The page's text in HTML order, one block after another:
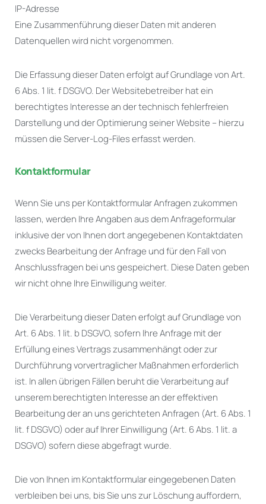
IP-Adresse
Eine Zusammenführung dieser Daten mit anderen
Datenquellen wird nicht vorgenommen.
Die Erfassung dieser Daten erfolgt auf Grundlage von Art.
6 Abs. 1 lit. f DSGVO. Der Websitebetreiber hat ein
berechtigtes Interesse an der technisch fehlerfreien
Darstellung und der Optimierung seiner Website – hierzu
müssen die Server-Log-Files erfasst werden.
Kontaktformular
Wenn Sie uns per Kontaktformular Anfragen zukommen
lassen, werden Ihre Angaben aus dem Anfrageformular
inklusive der von Ihnen dort angegebenen Kontaktdaten
zwecks Bearbeitung der Anfrage und für den Fall von
Anschlussfragen bei uns gespeichert. Diese Daten geben
wir nicht ohne Ihre Einwilligung weiter.
Die Verarbeitung dieser Daten erfolgt auf Grundlage von
Art. 6 Abs. 1 lit. b DSGVO, sofern Ihre Anfrage mit der
Erfüllung eines Vertrags zusammenhängt oder zur
Durchführung vorvertraglicher Maßnahmen erforderlich
ist. In allen übrigen Fällen beruht die Verarbeitung auf
unserem berechtigten Interesse an der effektiven
Bearbeitung der an uns gerichteten Anfragen (Art. 6 Abs. 1
lit. f DSGVO) oder auf Ihrer Einwilligung (Art. 6 Abs. 1 lit. a
DSGVO) sofern diese abgefragt wurde.
Die von Ihnen im Kontaktformular eingegebenen Daten
verbleiben bei uns, bis Sie uns zur Löschung auffordern,